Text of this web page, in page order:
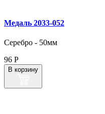
Медаль 2033‑052
Серебро - 50мм
96 Р
В корзину